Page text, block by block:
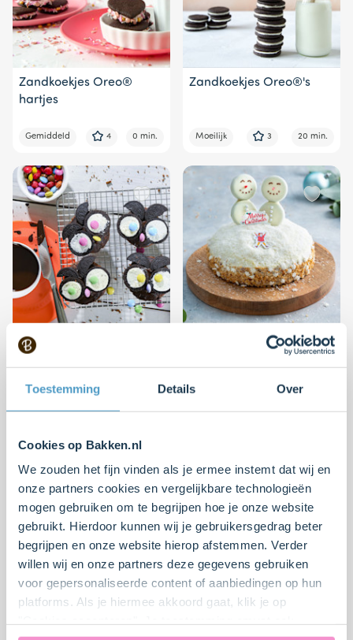
Toestemming Details Over
Cookies op Bakken.nl
We zouden het fijn vinden als je ermee instemt dat wij en
onze partners cookies en vergelijkbare technologieën
mogen gebruiken om te begrijpen hoe je onze website
gebruikt. Hierdoor kunnen wij je gebruikersgedrag beter
begrijpen en onze website hierop afstemmen. Verder
willen wij en onze partners deze gegevens gebruiken
voor gepersonaliseerde content of aanbiedingen op hun
platforms. Als je hiermee akkoord gaat, klik je op
Zandkoekjes Oreo®
hartjes
Gemiddeld 4 0 min.
Zandkoekjes Oreo®'s
Moeilijk 3 20 min.
Uiltjes cupcakes
Makkelijk
Red Velvet taart met
40 min.
Paas cupcakes Oreo® cheesecake